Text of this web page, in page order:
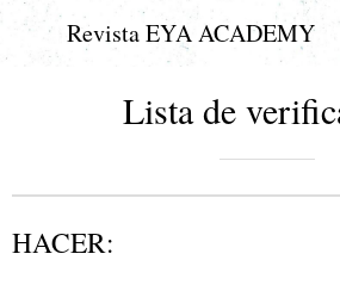
Revista EYA ACADEMY
Lista de
HACER: